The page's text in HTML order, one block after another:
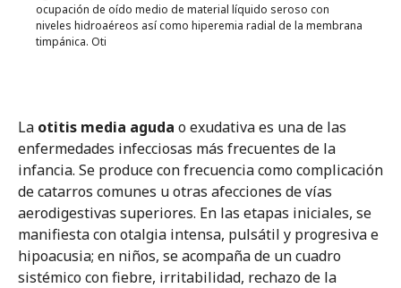
About
Editor & Autores
Toda forma de reproducción, distribución, comunicación pública o
transformación de esta obra solo puede ser realizada con la autorización
de sus titulares, salvo la excepción prevista por la ley. Diríjase al autor si
necesita fotocopiar o digitalizar algún fragmento de esta obra.
ocupación de oído medio de material líquido seroso con
niveles hidroaéreos así como hiperemia radial de la membrana
timpánica. Oti
La otitis media aguda o exudativa es una de las
enfermedades infecciosas más frecuentes de la
infancia. Se produce con frecuencia como complicación
de catarros comunes u otras afecciones de vías
aerodigestivas superiores. En las etapas iniciales, se
manifiesta con otalgia intensa, pulsátil y progresiva e
hipoacusia; en niños, se acompaña de un cuadro
sistémico con fiebre, irritabilidad, rechazo de la